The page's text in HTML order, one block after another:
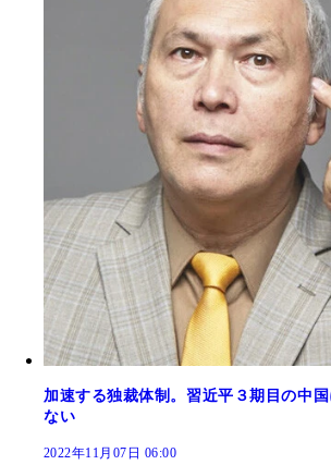
加速する独裁体制。習近平３期目の中
ない
2022年11月07日 06:00